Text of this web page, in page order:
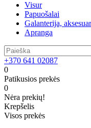
Visur
Papuošalai
Galanterija,
Apranga
+370 641 02087
0
Patikusios prekės
0
Nėra prekių!
Krepšelis
Visos prekės